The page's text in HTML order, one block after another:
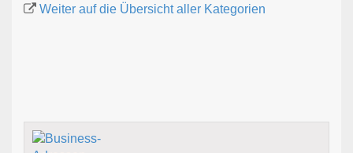
Weiter auf die Übersicht aller Kategorien